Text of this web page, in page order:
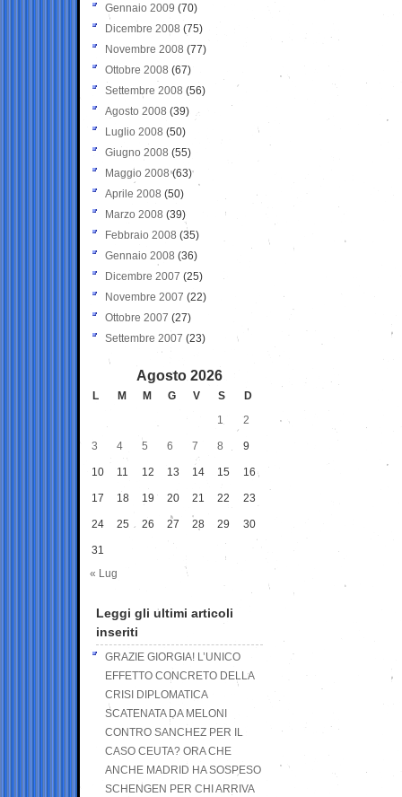
Gennaio 2009 (70)
Dicembre 2008 (75)
Novembre 2008 (77)
Ottobre 2008 (67)
Settembre 2008 (56)
Agosto 2008 (39)
Luglio 2008 (50)
Giugno 2008 (55)
Maggio 2008(63)
Aprile 2008 (50)
Marzo 2008 (39)
Febbraio 2008 (35)
Gennaio 2008 (36)
Dicembre 2007 (25)
Novembre 2007 (22)
Ottobre 2007 (27)
Settembre 2007 (23)
Agosto 2026
L M M G V S
D
1
2
3 4 5 6 7 8 9
10 11 12 13 14 15 16
17 18 19 20 21 22 23
24 25 26 27 28 29 30
31
« Lug
Leggi gli ultimi articoli
inseriti
GRAZIE GIORGIA! L’UNICO
EFFETTO CONCRETO DELLA
CRISI DIPLOMATICA
SCATENATA DA MELONI
CONTRO SANCHEZ PER IL
CASO CEUTA? ORA CHE
ANCHE MADRID HA SOSPESO
SCHENGEN PER CHI ARRIVA